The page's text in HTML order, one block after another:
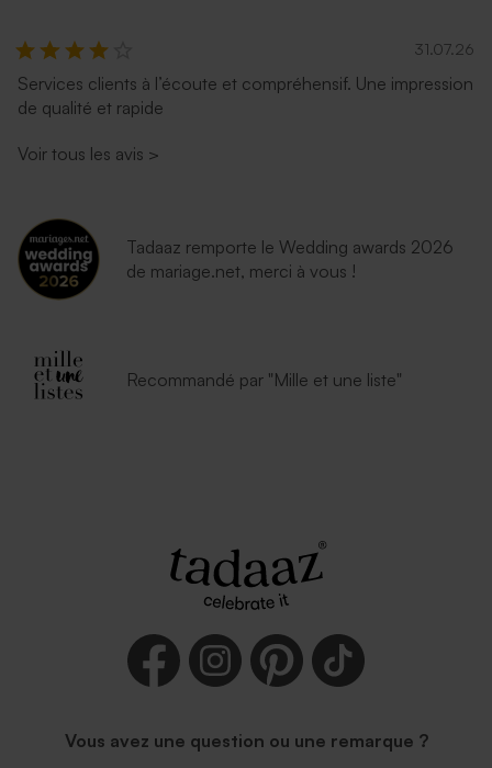
31.07.26
Services clients à l’écoute et compréhensif. Une impression
de qualité et rapide
Voir tous les avis >
Tadaaz remporte le Wedding awards 2026
de mariage.net, merci à vous !
Recommandé par "Mille et une liste"
Vous avez une question ou une remarque ?